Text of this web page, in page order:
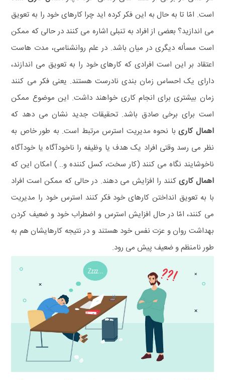
است. امّا تا به حال به این فکر کرده‌ اید چرا کار‌های خود را به تعویق
می‌ اندازید؟ بعضی از افراد به تنبلی اشاره می‌ کنند در حالی که ممکن
است مسأله دیگری در میان باشد.در علم روانشناسی، مدت‌ هاست
اعتقاد بر این است افرادی که کارهای خود را به تعویق می‌ اندازند،
دارای یک احساس زمان‌ بندی نادرست هستند. یعنی فکر می کنند
زمان بیشتری برای انجام کاری خواهند داشت. این موضوع ممکن
است برای برخی صادق باشد. تحقیقات جدید نشان می دهد که
اهمال‌ کاریبا نحوه مدیریت استرس مرتبط است. به طور خاص به
نظر می‌ رسد وقتی افراد یک هدف یا وظیفه را ناخودآگاه یا خودآگاه
ناخوشایند نگاه می‌ کنند (کار سخت، کسل کننده و.. ) امکان این‌ که
اهمال کاری کنند را افزایش می‌ دهند. در حالی که ممکن است افراد
با به تعویق انداختن کارهای خود فکر کنند استرس خود را مدیریت
می‌ کنند، امّا در حال افزایش استرس و اضطراب خود و ضعیف کردن
بهداشت روان و عزت نفس خود هستند و در نتیجه کارهایشان هم به
طور نامنظم و ضعیف پیش می‌ رود.